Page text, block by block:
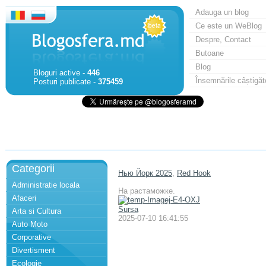
Bloguri active - 446
Posturi publicate - 375459
Adauga un blog
Ce este un WeBlog
Despre, Contact
Butoane
Blog
Însemnările
Categorii
Administratie locala
Afaceri
Arta si Cultura
Auto Moto
Corporative
Divertisment
Ecologie
Нью Йорк 2025, Red Hook
На растаможке.
Sursa
2025-07-10 16:41:55